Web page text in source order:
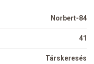
Norbert-84
41
Társkeresés